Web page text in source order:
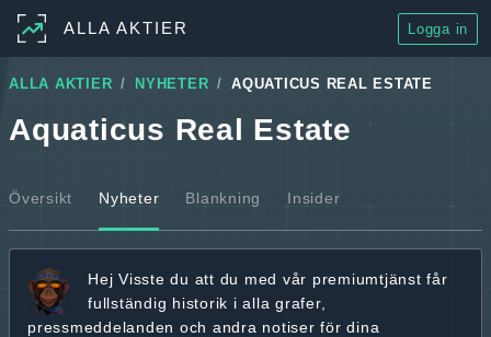
ALLA AKTIER Logga in
ALLA AKTIER NYHETER AQUATICUS REAL ESTATE
Aquaticus Real Estate
Översikt Nyheter Blankning Insider
Hej Visste du att du med vår premiumtjänst får
fullständig historik i alla grafer,
pressmeddelanden och andra notiser för dina